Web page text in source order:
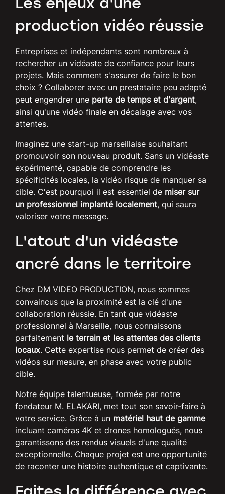
Les enjeux d'une
production vidéo réussie
Entreprises et indépendants sont nombreux à
rechercher un vidéaste de confiance pour leurs
projets. Mais comment s'assurer de faire le bon
choix ? Collaborer avec un prestataire peu adapté
peut engendrer une perte de temps et d'argent,
ainsi qu'une vidéo finale en décalage avec vos
attentes.
Imaginez une start-up marseillaise souhaitant
promouvoir son nouveau produit. Sans un vidéaste
expérimenté, capable de comprendre les
spécificités locales, la vidéo risque de manquer sa
cible. C'est pourquoi il est essentiel de miser sur
un professionnel implanté localement, qui saura
valoriser votre message.
L'atout d'un vidéaste
ancré dans le territoire
Chez DM VIDEO PRODUCTION, nous sommes
convaincus que la proximité est la clé d'une
collaboration réussie. En tant que vidéaste
professionnel à Marseille, nous connaissons
parfaitement
le terrain et les attentes des clients
locaux. Cette expertise nous permet de créer des
vidéos sur mesure, en phase avec votre public
cible.
Notre équipe talentueuse, formée par notre
fondateur M. ELAKARI, met tout son savoir-faire à
votre service. Grâce à un matériel haut de gamme
incluant caméras 4K et drones homologués, nous
garantissons des rendus visuels d'une qualité
exceptionnelle. Chaque projet est une opportunité
de raconter une histoire authentique et captivante.